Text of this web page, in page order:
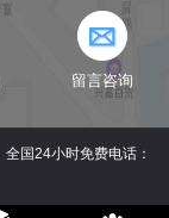
留言咨询
全国24小时免费电话：